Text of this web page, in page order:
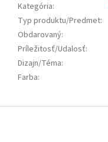
Kategória:
Typ produktu/Predmet:
Obdarovaný:
Príležitosť/Udalosť:
Dizajn/Téma:
Farba:
Z